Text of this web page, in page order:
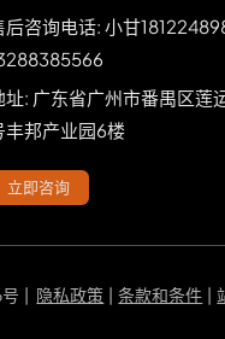
后咨询电话: 小甘
址: 广东省广州市番禺区莲
丰邦产业园6楼
立即咨询
| 隐私政策 |条款和条件 |